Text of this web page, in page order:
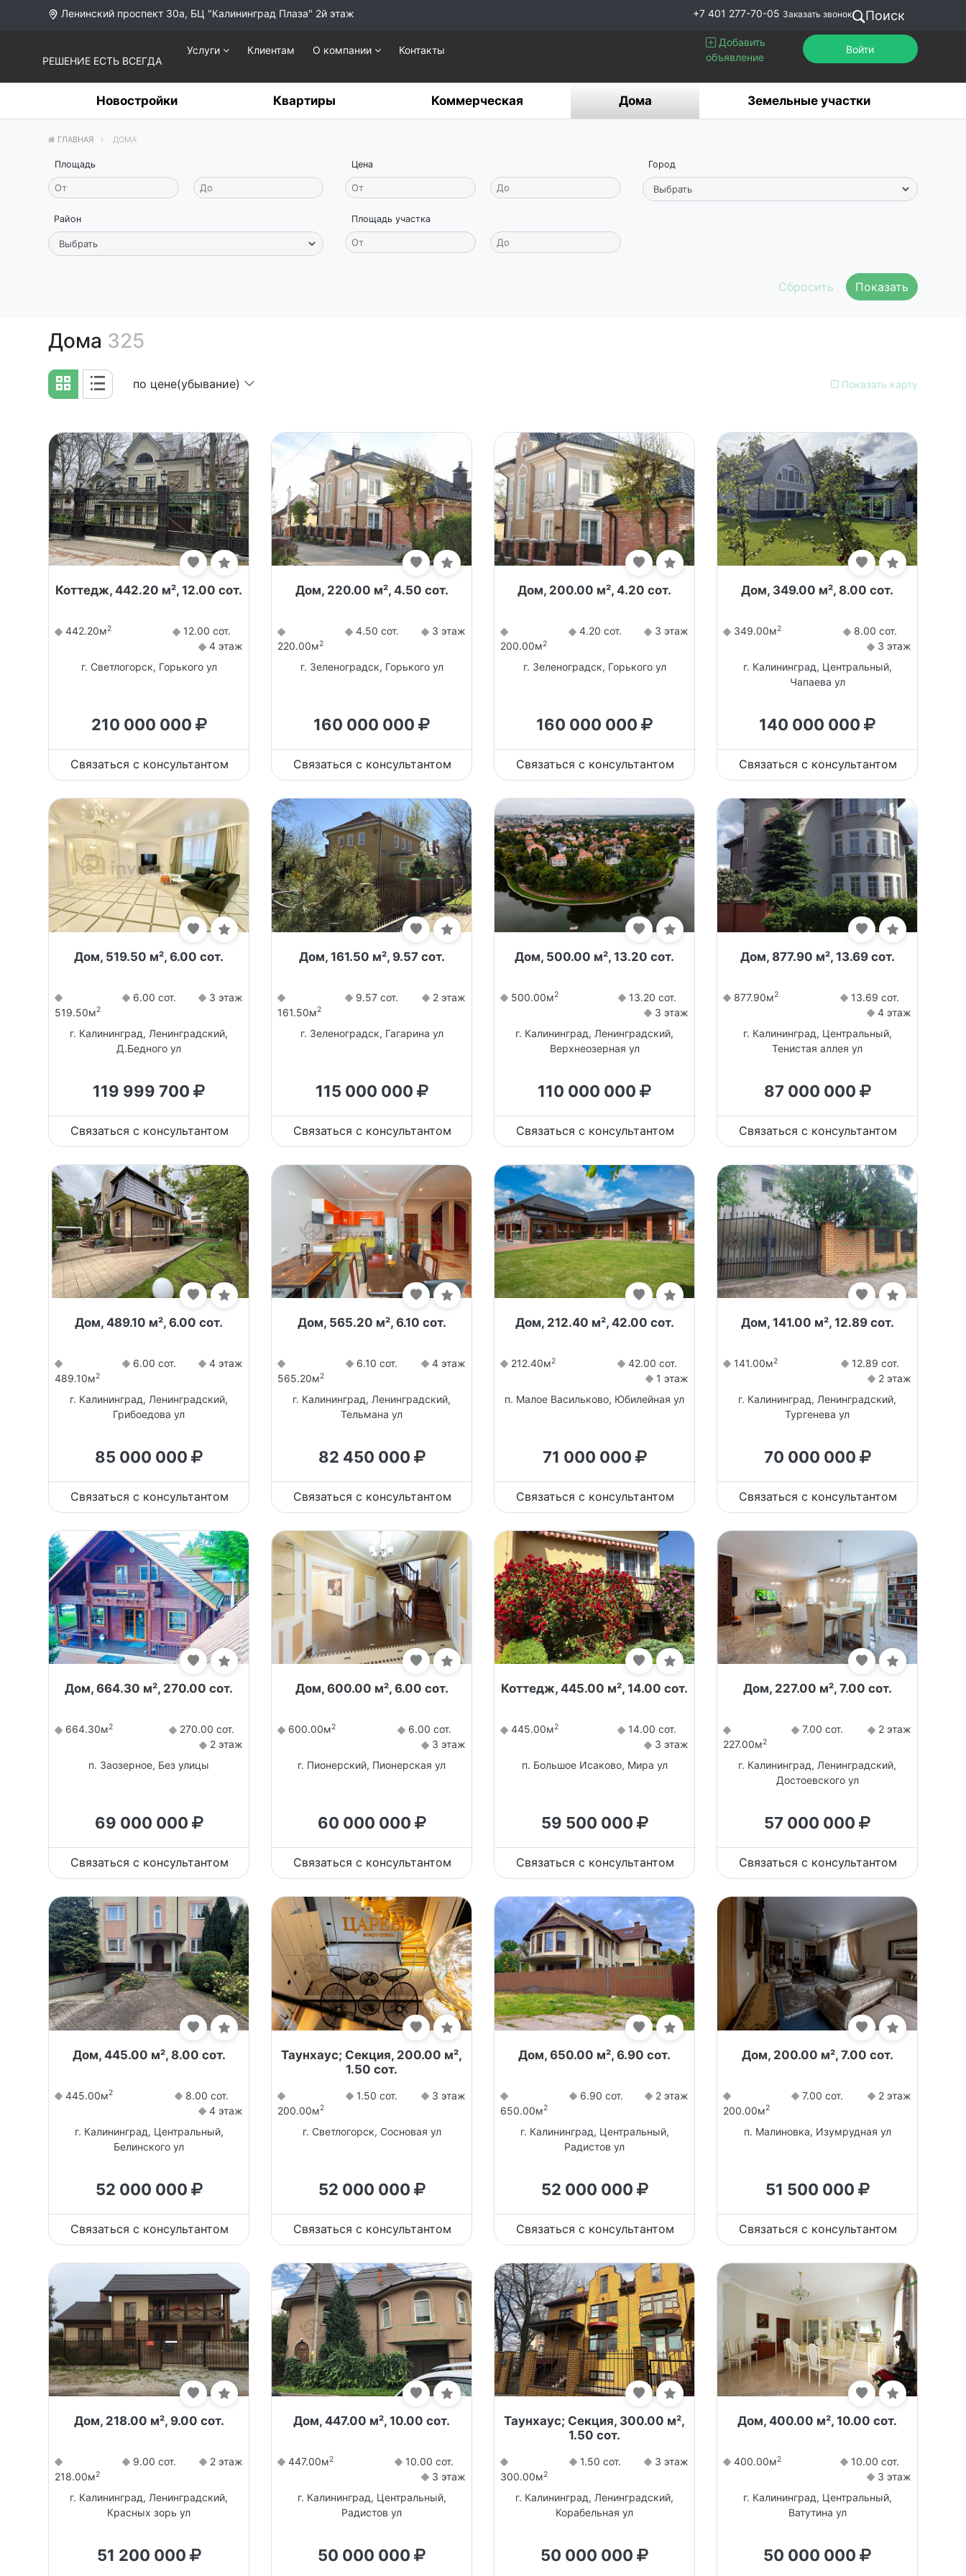
Ленинский проспект 30а, БЦ "Калининград Плаза" 2й этаж +7 401 277-70-05 Заказать звонок Поиск
РЕШЕНИЕ ЕСТЬ ВСЕГДА
Услуги Клиентам О компании Контакты
Добавить
объявление
Войти
Новостройки Квартиры Коммерческая Дома Земельные участки
ГЛАВНАЯ ДОМА
Площадь Цена Город
Район Площадь участка
Показать
Дома 325
по цене(убывание) Показать карту
Коттедж, 442.20 м², 12.00 сот.
442.20м2
12.00 сот.
4 этаж
г. Светлогорск, Горького ул
210 000 000
Связаться с консультантом
Дом, 220.00 м², 4.50 сот.
220.00м2
4.50 сот. 3 этаж
г. Зеленоградск, Горького ул
160 000 000
Связаться с консультантом
Дом, 200.00 м², 4.20 сот.
200.00м2
4.20 сот. 3 этаж
г. Зеленоградск, Горького ул
160 000 000
Связаться с консультантом
Дом, 349.00 м², 8.00 сот.
349.00м2
8.00 сот.
3 этаж
г. Калининград, Центральный,
Чапаева ул
140 000 000
Связаться с консультантом
Дом, 519.50 м², 6.00 сот.
519.50м2
6.00 сот. 3 этаж
г. Калининград, Ленинградский,
Д.Бедного ул
119 999 700
Связаться с консультантом
Дом, 161.50 м², 9.57 сот.
161.50м2
9.57 сот. 2 этаж
г. Зеленоградск, Гагарина ул
115 000 000
Связаться с консультантом
Дом, 500.00 м², 13.20 сот.
500.00м2
13.20 сот.
3 этаж
г. Калининград, Ленинградский,
Верхнеозерная ул
110 000 000
Связаться с консультантом
Дом, 877.90 м², 13.69 сот.
877.90м2
13.69 сот.
4 этаж
г. Калининград, Центральный,
Тенистая аллея ул
87 000 000
Связаться с консультантом
Дом, 489.10 м², 6.00 сот.
489.10м2
6.00 сот. 4 этаж
г. Калининград, Ленинградский,
Грибоедова ул
85 000 000
Связаться с консультантом
Дом, 565.20 м², 6.10 сот.
565.20м2
6.10 сот. 4 этаж
г. Калининград, Ленинградский,
Тельмана ул
82 450 000
Связаться с консультантом
Дом, 212.40 м², 42.00 сот.
212.40м2
42.00 сот.
1 этаж
п. Малое Васильково, Юбилейная ул
71 000 000
Связаться с консультантом
Дом, 141.00 м², 12.89 сот.
141.00м2
12.89 сот.
2 этаж
г. Калининград, Ленинградский,
Тургенева ул
70 000 000
Связаться с консультантом
Дом, 664.30 м², 270.00 сот.
664.30м2
270.00 сот.
2 этаж
п. Заозерное, Без улицы
69 000 000
Связаться с консультантом
Дом, 600.00 м², 6.00 сот.
600.00м2
6.00 сот.
3 этаж
г. Пионерский, Пионерская ул
60 000 000
Связаться с консультантом
Коттедж, 445.00 м², 14.00 сот.
445.00м2
14.00 сот.
3 этаж
п. Большое Исаково, Мира ул
59 500 000
Связаться с консультантом
Дом, 227.00 м², 7.00 сот.
227.00м2
7.00 сот. 2 этаж
г. Калининград, Ленинградский,
Достоевского ул
57 000 000
Связаться с консультантом
Дом, 445.00 м², 8.00 сот.
445.00м2
8.00 сот.
4 этаж
г. Калининград, Центральный,
Белинского ул
52 000 000
Связаться с консультантом
Таунхаус; Секция, 200.00 м²,
1.50 сот.
200.00м2
1.50 сот. 3 этаж
г. Светлогорск, Сосновая ул
52 000 000
Связаться с консультантом
Дом, 650.00 м², 6.90 сот.
650.00м2
6.90 сот. 2 этаж
г. Калининград, Центральный,
Радистов ул
52 000 000
Связаться с консультантом
Дом, 200.00 м², 7.00 сот.
200.00м2
7.00 сот. 2 этаж
п. Малиновка, Изумрудная ул
51 500 000
Связаться с консультантом
Дом, 218.00 м², 9.00 сот.
218.00м2
9.00 сот. 2 этаж
г. Калининград, Ленинградский,
Красных зорь ул
51 200 000
Дом, 447.00 м², 10.00 сот.
447.00м2
10.00 сот.
3 этаж
г. Калининград, Центральный,
Радистов ул
50 000 000
Таунхаус; Секция, 300.00 м²,
1.50 сот.
300.00м2
1.50 сот. 3 этаж
г. Калининград, Ленинградский,
Корабельная ул
50 000 000
Дом, 400.00 м², 10.00 сот.
400.00м2
10.00 сот.
3 этаж
г. Калининград, Центральный,
Ватутина ул
50 000 000